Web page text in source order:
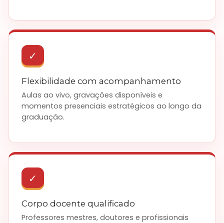
✓
Flexibilidade com acompanhamento
Aulas ao vivo, gravações disponíveis e
momentos presenciais estratégicos ao longo da
graduação.
✓
Corpo docente qualificado
Professores mestres, doutores e profissionais